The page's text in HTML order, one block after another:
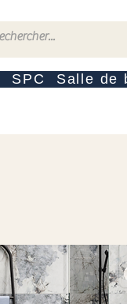
SPC Salle de